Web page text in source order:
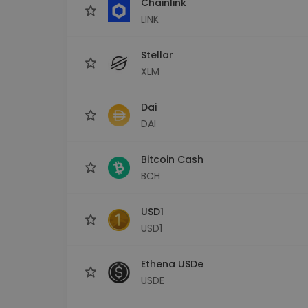
LINK
Stellar
XLM
Dai
DAI
Bitcoin Cash
BCH
USD1
USD1
Ethena USDe
USDE